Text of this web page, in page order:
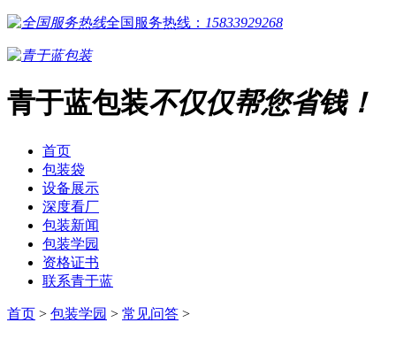
全国服务热线： 15833929268
青于蓝包装不仅仅帮您省钱！
首页
包装袋
设备展示
深度看厂
包装新闻
包装学园
资格证书
联系青于蓝
首页 > 包装学园 > 常见问答 >